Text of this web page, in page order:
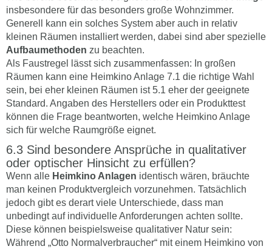
insbesondere für das besonders große Wohnzimmer.
Generell kann ein solches System aber auch in relativ
kleinen Räumen installiert werden, dabei sind aber spezielle
Aufbaumethoden zu beachten.
Als Faustregel lässt sich zusammenfassen: In großen
Räumen kann eine Heimkino Anlage 7.1 die richtige Wahl
sein, bei eher kleinen Räumen ist 5.1 eher der geeignete
Standard. Angaben des Herstellers oder ein Produkttest
können die Frage beantworten, welche Heimkino Anlage
sich für welche Raumgröße eignet.
Sind besondere Ansprüche in qualitativer
oder optischer Hinsicht zu erfüllen?
Wenn alle Heimkino Anlagen identisch wären, bräuchte
man keinen Produktvergleich vorzunehmen. Tatsächlich
jedoch gibt es derart viele Unterschiede, dass man
unbedingt auf individuelle Anforderungen achten sollte.
Diese können beispielsweise qualitativer Natur sein:
Während „Otto Normalverbraucher“ mit einem Heimkino von